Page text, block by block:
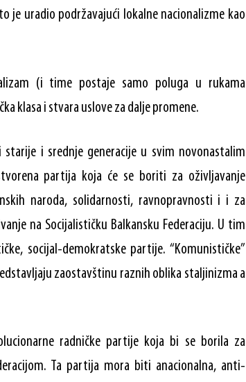
je uradio podržavajući lokalne nacionalizme kao
(i time postaje samo poluga u rukama
klasa i stvara uslove za dalje promene.
i srednje generacije u svim novonastalim
partija koja će se boriti za oživljavanje
naroda, solidarnosti, ravnopravnosti i i za
na Socijalističku Balkansku Federaciju. U tim
socijal-demokratske partije. “Komunističke”
zaostavštinu raznih oblika staljinizma a
radničke partije koja bi se borila za
Ta partija mora biti anacionalna, anti-